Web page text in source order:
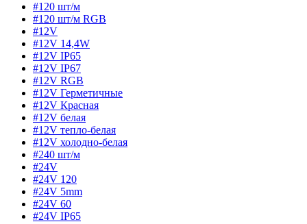
#120 шт/м
#120 шт/м RGB
#12V
#12V 14,4W
#12V IP65
#12V IP67
#12V RGB
#12V Герметичные
#12V Красная
#12V белая
#12V тепло-белая
#12V холодно-белая
#240 шт/м
#24V
#24V 120
#24V 5mm
#24V 60
#24V IP65